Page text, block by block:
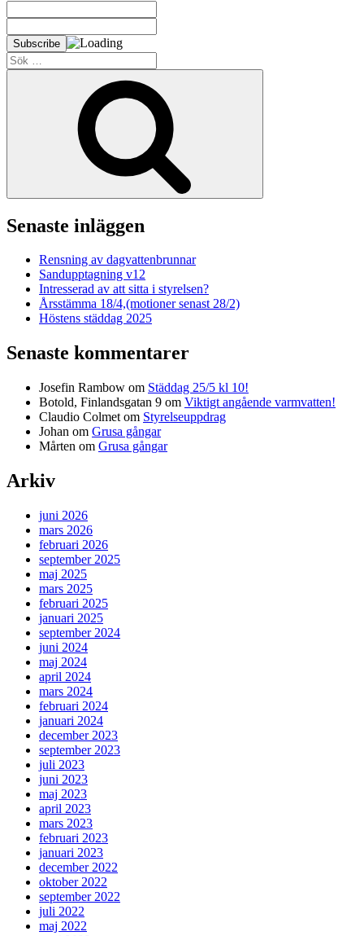
Sök
efter:
Senaste inläggen
Rensning av dagvattenbrunnar
Sandupptagning v12
Intresserad av att sitta i styrelsen?
Årsstämma 18/4,(motioner senast 28/2)
Höstens städdag 2025
Senaste kommentarer
Josefin Rambow om Städdag 25/5 kl 10!
Botold, Finlandsgatan 9 om Viktigt angående varmvatten!
Claudio Colmet om Styrelseuppdrag
Johan om Grusa gångar
Mårten om Grusa gångar
Arkiv
juni 2026
mars 2026
februari 2026
september 2025
maj 2025
mars 2025
februari 2025
januari 2025
september 2024
juni 2024
maj 2024
april 2024
mars 2024
februari 2024
januari 2024
december 2023
september 2023
juli 2023
juni 2023
maj 2023
april 2023
mars 2023
februari 2023
januari 2023
december 2022
oktober 2022
september 2022
juli 2022
maj 2022